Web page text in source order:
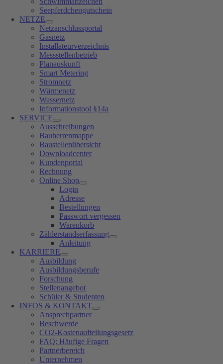
Seepferdchengutschein
NETZE
Netzanschlussportal
Gasnetz
Installateurverzeichnis
Messstellenbetrieb
Planauskunft
Smart Metering
Stromnetz
Wärmenetz
Wassernetz
Informationstool §14a
SERVICE
Ausschreibungen
Bauherrenmappe
Baustellenübersicht
Downloadcenter
Kundenportal
Rechnung
Online Shop
Login
Adresse
Bestellungen
Passwort vergessen
Warenkorb
Zählerstandserfassung
Anleitung
KARRIERE
Ausbildung
Ausbildungsberufe
Forschung
Stellenangebot
Schüler & Studenten
INFOS & KONTAKT
Ansprechpartner
Beschwerde
CO2-Kostenaufteilungsgesetz
FAQ: Häufige Fragen
Partnerbereich
Unternehmen